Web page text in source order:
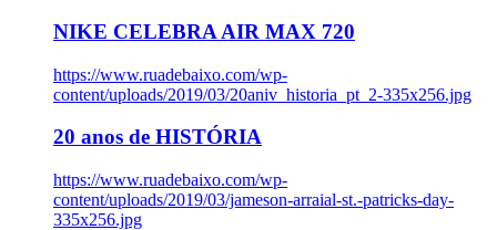
NIKE CELEBRA AIR MAX 720
https://www.ruadebaixo.com/wp-
content/uploads/2019/03/20aniv_historia_pt_2-335x256.jpg
20 anos de HISTÓRIA
https://www.ruadebaixo.com/wp-
content/uploads/2019/03/jameson-arraial-st.-patricks-day-
335x256.jpg